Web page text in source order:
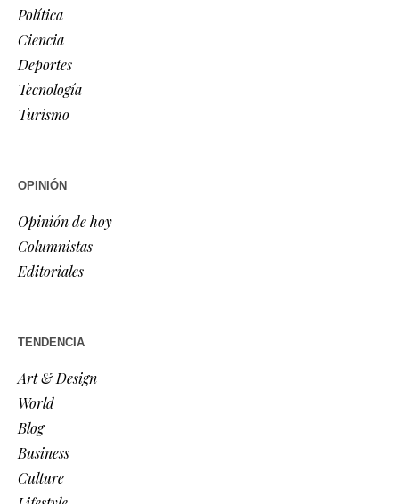
Política
Ciencia
Deportes
Tecnología
Turismo
OPINIÓN
Opinión de hoy
Columnistas
Editoriales
TENDENCIA
Art & Design
World
Blog
Business
Culture